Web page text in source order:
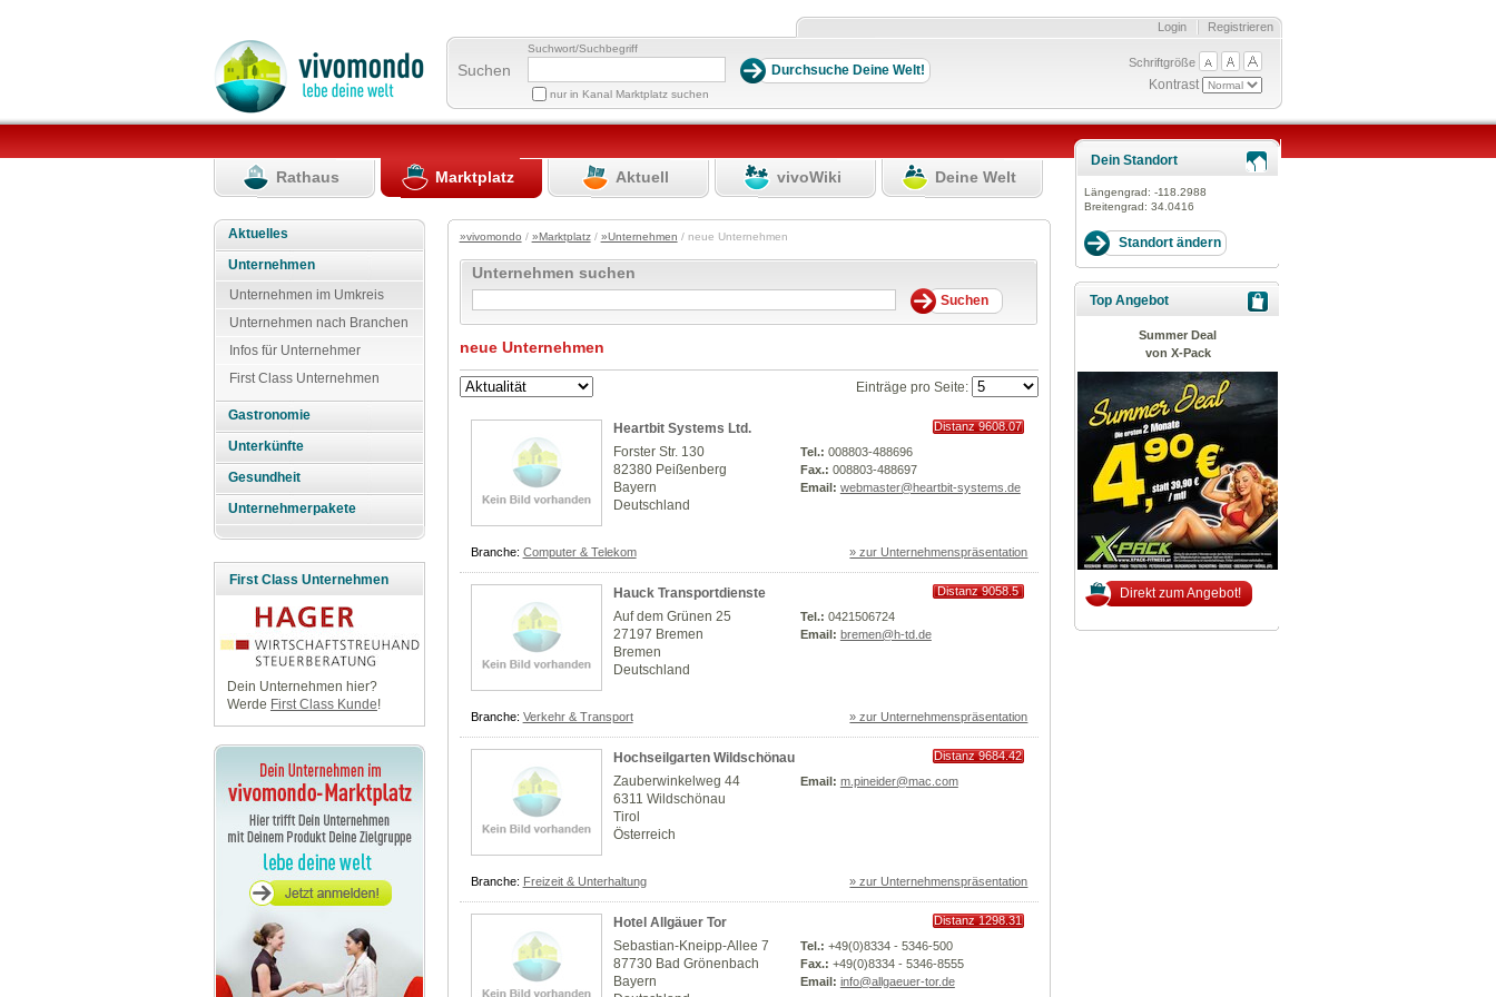
Registrieren
Login
Suchen
Suchwort/Suchbegriff
nur in Kanal Marktplatz suchen
Schriftgröße
Kontrast
Rathaus Marktplatz Aktuell vivoWiki Deine Welt
Aktuelles
Unternehmen
Unternehmen im Umkreis
Unternehmen nach Branchen
Infos für Unternehmer
First Class Unternehmen
Gastronomie
Unterkünfte
Gesundheit
Unternehmerpakete
First Class Unternehmen
Dein Unternehmen hier?
Werde First Class Kunde!
»vivomondo / »Marktplatz/ »Unternehmen / neue Unternehmen
Unternehmen suchen
neue Unternehmen
Einträge pro Seite:
Heartbit Systems Ltd.
Distanz 9608.07
Forster Str. 130
82380 Peißenberg
Bayern
Deutschland
Tel.: 008803-488696
Fax.: 008803-488697
Email: webmaster@heartbit-systems.de
Branche: Computer & Telekom » zur Unternehmenspräsentation
Hauck Transportdienste
Distanz 9058.5
Auf dem Grünen 25
27197 Bremen
Bremen
Deutschland
Tel.: 0421506724
Email: bremen@h-td.de
Branche: Verkehr & Transport » zur Unternehmenspräsentation
Hochseilgarten Wildschönau
Distanz 9684.42
Zauberwinkelweg 44
6311 Wildschönau
Tirol
Österreich
Email: m.pineider@mac.com
Branche: Freizeit & Unterhaltung » zur Unternehmenspräsentation
Hotel Allgäuer Tor
Distanz 1298.31
Sebastian-Kneipp-Allee 7
87730 Bad Grönenbach
Bayern
Tel.: +49(0)8334 - 5346-500
Fax.: +49(0)8334 - 5346-8555
Email: info@allgaeuer-tor.de
Dein Standort
Längengrad: -118.2988
Breitengrad: 34.0416
Top Angebot
Summer Deal
von X-Pack
Direkt zum Angebot!